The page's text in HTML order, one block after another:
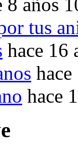
tus
hace 16
hace